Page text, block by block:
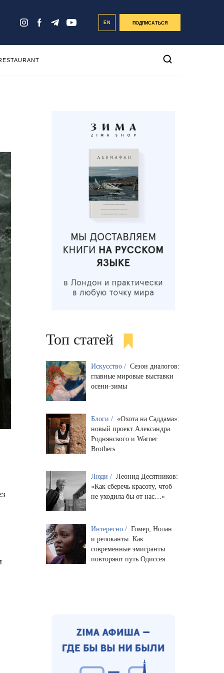
EN ПОДПИСАТЬСЯ
Топ статей
Искусство / Сезон диалогов:
главные мировые выставки
осени-зимы
Блоги / «Охота на Саддама»:
новый проект Александра
Роднянского и Warner
Brothers
Люди / Леонид Десятников:
«Как сберечь красоту, чтоб
не уходила бы от нас…»
Интересно / Гомер, Нолан
и релоканты. Как
современные эмигранты
повторяют путь Одиссея